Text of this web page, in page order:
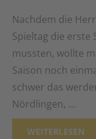
Nachdem die
Spieltag die erste
mussten, wollte
Saison noch
schwer das
Nördlingen, …
WEITERLESEN